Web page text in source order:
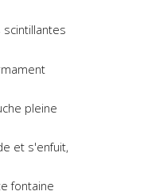
pleine
et s'enfuit,
fontaine